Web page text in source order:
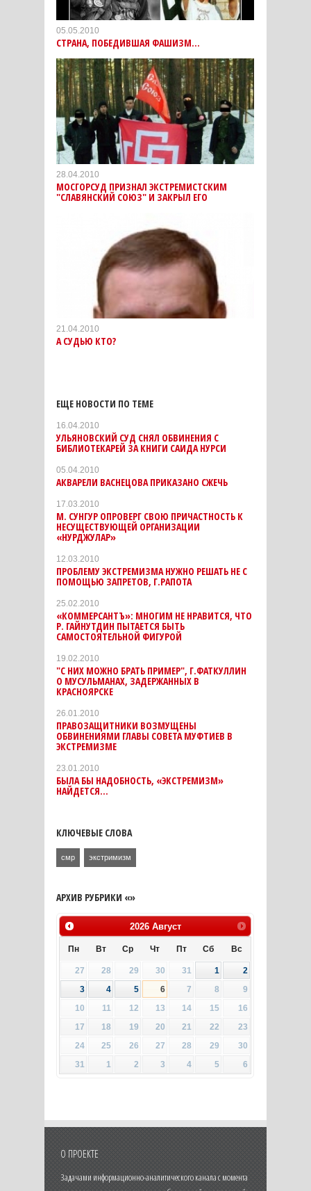
05.05.2010
СТРАНА, ПОБЕДИВШАЯ ФАШИЗМ...
28.04.2010
МОСГОРСУД ПРИЗНАЛ ЭКСТРЕМИСТСКИМ
"СЛАВЯНСКИЙ СОЮЗ" И ЗАКРЫЛ ЕГО
21.04.2010
А СУДЬЮ КТО?
ЕЩЕ НОВОСТИ ПО ТЕМЕ
16.04.2010
УЛЬЯНОВСКИЙ СУД СНЯЛ ОБВИНЕНИЯ С
БИБЛИОТЕКАРЕЙ ЗА КНИГИ САИДА НУРСИ
05.04.2010
АКВАРЕЛИ ВАСНЕЦОВА ПРИКАЗАНО СЖЕЧЬ
17.03.2010
М. СУНГУР ОПРОВЕРГ СВОЮ ПРИЧАСТНОСТЬ К
НЕСУЩЕСТВУЮЩЕЙ ОРГАНИЗАЦИИ
«НУРДЖУЛАР»
12.03.2010
ПРОБЛЕМУ ЭКСТРЕМИЗМА НУЖНО РЕШАТЬ НЕ С
ПОМОЩЬЮ ЗАПРЕТОВ, Г.РАПОТА
25.02.2010
«КОММЕРСАНТЪ»: МНОГИМ НЕ НРАВИТСЯ, ЧТО
Р. ГАЙНУТДИН ПЫТАЕТСЯ БЫТЬ
САМОСТОЯТЕЛЬНОЙ ФИГУРОЙ
19.02.2010
"С НИХ МОЖНО БРАТЬ ПРИМЕР", Г.ФАТКУЛЛИН
О МУСУЛЬМАНАХ, ЗАДЕРЖАННЫХ В
КРАСНОЯРСКЕ
26.01.2010
ПРАВОЗАЩИТНИКИ ВОЗМУЩЕНЫ
ОБВИНЕНИЯМИ ГЛАВЫ СОВЕТА МУФТИЕВ В
ЭКСТРЕМИЗМЕ
23.01.2010
БЫЛА БЫ НАДОБНОСТЬ, «ЭКСТРЕМИЗМ»
НАЙДЕТСЯ...
КЛЮЧЕВЫЕ СЛОВА
смр экстримизм
АРХИВ РУБРИКИ «»
2026 Август
Пн Вт Ср Чт Пт Сб Вс
27 28 29 30 31 1
2
3
4 5 6 7 8
9
10
11 12 13 14 15
16
17
18 19 20 21 22
23
24
25 26 27 28 29
30
31
1 2 3 4 5 6
О ПРОЕКТЕ
Задачами информационно-аналитического канала с момента